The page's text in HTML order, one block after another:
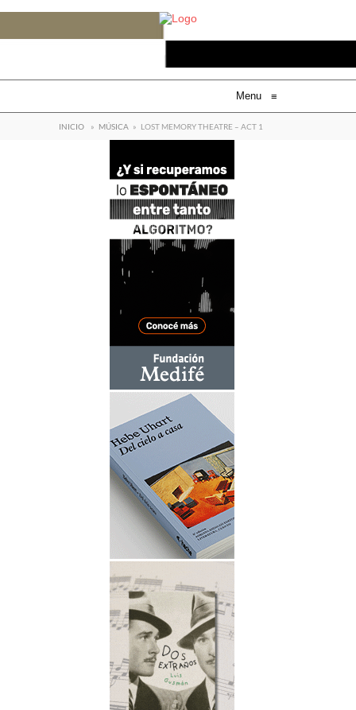
Menu ≡
INICIO » MÚSICA » LOST MEMORY THEATRE – ACT 1